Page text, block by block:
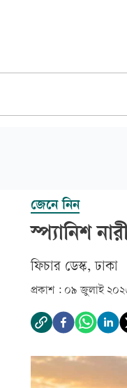
জেনে নিন
স্প্যানিশ
ফিচার ডেস্ক, ঢাকা
প্রকাশ : ০৯ জুলাই